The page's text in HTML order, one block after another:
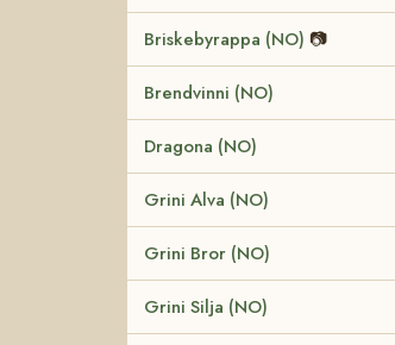
Briskebyrappa (NO) 📷
Brendvinni (NO)
Dragona (NO)
Grini Alva (NO)
Grini Bror (NO)
Grini Silja (NO)